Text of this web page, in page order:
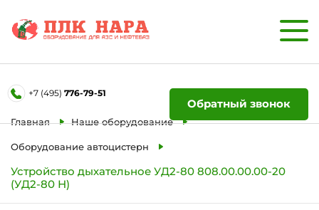
+7 (495) 776-79-51
Обратный звонок
Главная Наше оборудование
Оборудование автоцистерн
Устройство дыхательное УД2-80 808.00.00.00-20
(УД2-80 Н)
Форма обратной связи
Ваше имя
Телефон
Отправить